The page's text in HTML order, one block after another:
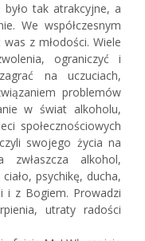
było tak atrakcyjne, a
We współczesnym
z młodości. Wiele
ograniczyć i
na uczuciach,
problemów
w świat alkoholu,
społecznościowych
swojego życia na
alkohol,
psychikę, ducha,
i z Bogiem. Prowadzi
utraty radości